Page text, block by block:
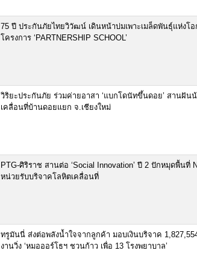
75 ปี ประกันภัยไทยวิวัฒน์ เดินหน้าบ่มเพาะเมล็ดพันธุ์แห่งโ
โครงการ ‘PARTNERSHIP SCHOOL’
วิริยะประกันภัย ร่วมค่ายอาสา ‘แบกโดนัทขึ้นดอย’ สานฝันน้
เคลื่อนที่บ้านดอยแยก จ.เชียงใหม่
PTG-ศิริราช สานต่อ ‘Social Innovation’ ปี 2 ปักหมุดพื้นที่
หน่วยรับบริจาคโลหิตเคลื่อนที่
ทรูมันนี่ ส่งต่อพลังน้ำใจจากลูกค้า มอบเงินบริจาค
งานวิ่ง ‘หมอออร์โธฯ ชวนก้าว เพื่อ 13 โรงพยาบาล’